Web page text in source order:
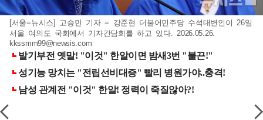
[서울=뉴시스] 고승민 기자 = 강준현 더불어민주당 수석대변인이 26일
서울 여의도 국회에서 기자간담회를 하고 있다. 2026.05.26.
kkssmm99@newsis.com